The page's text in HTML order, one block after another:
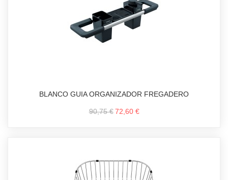
BLANCO GUIA ORGANIZADOR FREGADERO
90,75 € 72,60 €